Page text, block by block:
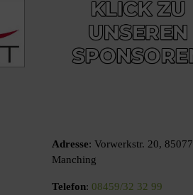
Adresse: Vorwerkstr. 20, 85077
Manching
Telefon: 08459/32 32 99